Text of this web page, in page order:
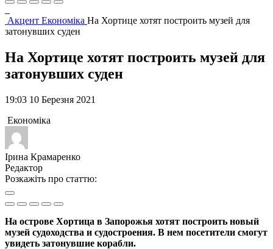
Акцент Економіка На Хортице хотят построить музей для
затонувших суден
На Хортице хотят построить музей для
затонувших суден
19:03 10 Березня 2021
Економіка
Ірина Крамаренко
Редактор
Розкажіть про статтю:
На острове Хортица в Запорожья хотят построить новый
музей судоходства и судостроения. В нем посетители смогут
увидеть затонувшие корабли.